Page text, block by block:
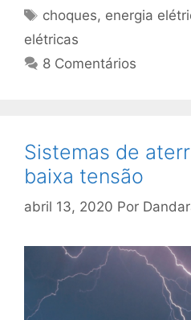
choques, energia
elétricas
8 Comentários
Sistemas de
baixa tensão
abril 13, 2020 Por